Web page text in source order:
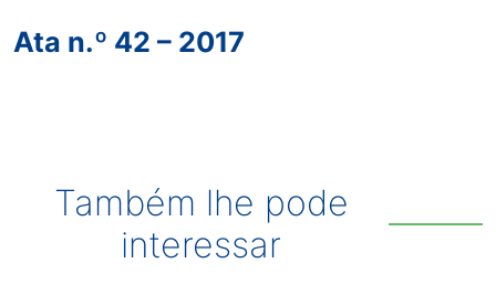
Ata n.º 42 – 2017
Também lhe pode
interessar